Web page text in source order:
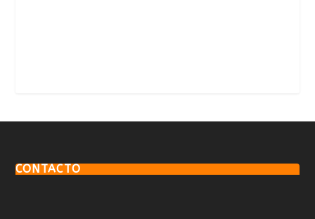
CONTACTO